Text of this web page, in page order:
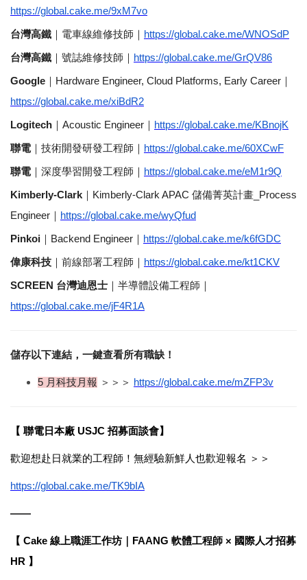
https://global.cake.me/9xM7vo
台灣高鐵 ｜電車線維修技師｜ https://global.cake.me/WNOSdP
台灣高鐵 ｜號誌維修技師｜ https://global.cake.me/GrQV86
Google Hardware Engineer, Cloud Platforms, Early Career
https://global.cake.me/xiBdR2
Logitech Acoustic Engineer https://global.cake.me/KBnojK
聯電 ｜技術開發研發工程師｜ https://global.cake.me/60XCwF
聯電 ｜深度學習開發工程師｜ https://global.cake.me/eM1r9Q
Kimberly-Clark Kimberly-Clark APAC 儲備菁英計畫 _Process
Engineer
https://global.cake.me/wyQfud
Pinkoi Backend Engineer https://global.cake.me/k6fGDC
偉康科技 ｜前線部署工程師｜ https://global.cake.me/kt1CKV
SCREEN 台灣迪恩士 ｜半導體設備工程師｜
https://global.cake.me/jF4R1A
儲存以下連結，一鍵查看所有職缺！
5 月科技月報 ＞＞＞ https://global.cake.me/mZFP3v
【 聯電日本廠 USJC 招募面談會】
歡迎想赴日就業的工程師！無經驗新鮮人也歡迎報名 ＞＞
https://global.cake.me/TK9bIA
——
【 Cake 線上職涯工作坊｜ FAANG 軟體工程師 × 國際人才招募
HR 】